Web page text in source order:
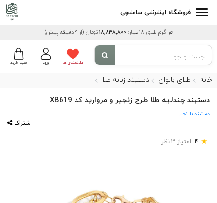
فروشگاه اینترنتی ساعتچی
هر گرم طلای 18 عیار: 18,838,800 تومان (از 9 دقیقه پیش)
سبد خرید ورود علاقمندی ها
خانه طلای بانوان دستبند زنانه طلا
دستبند چندلایه طلا طرح زنجیر و مروارید کد XB619
دستبند با زنجیر
اشتراک
★
4 امتیاز 3 نظر